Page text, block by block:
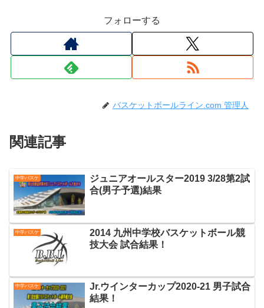
フォローする
バスケットボールライン.com 管理人
関連記事
中学バスケ
ジュニアオールスター2019 3/28第2試
合(男子予選)結果
中学バスケ
2014 九州中学校バスケットボール競
技大会 試合結果！
中学バスケ
Jr.ウインターカップ2020-21 男子試合
結果！